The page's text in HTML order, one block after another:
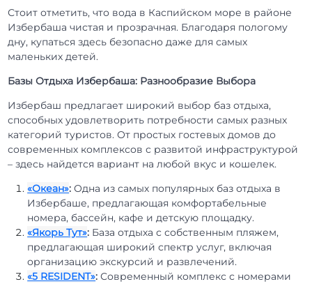
Стоит отметить, что вода в Каспийском море в районе
Избербаша чистая и прозрачная. Благодаря пологому
дну, купаться здесь безопасно даже для самых
маленьких детей.
Базы Отдыха Избербаша: Разнообразие Выбора
Избербаш предлагает широкий выбор баз отдыха,
способных удовлетворить потребности самых разных
категорий туристов. От простых гостевых домов до
современных комплексов с развитой инфраструктурой
– здесь найдется вариант на любой вкус и кошелек.
«Океан»: Одна из самых популярных баз отдыха в
Избербаше, предлагающая комфортабельные
номера, бассейн, кафе и детскую площадку.
«Якорь Тут»: База отдыха с собственным пляжем,
предлагающая широкий спектр услуг, включая
организацию экскурсий и развлечений.
«5 RESIDENT»: Современный комплекс с номерами